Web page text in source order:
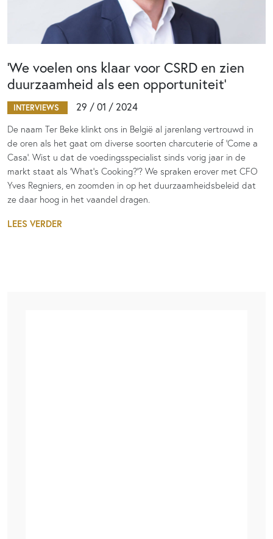
‘We voelen ons klaar voor CSRD en zien
duurzaamheid als een opportuniteit’
INTERVIEWS 29 / 01 / 2024
De naam Ter Beke klinkt ons in België al jarenlang vertrouwd in
de oren als het gaat om diverse soorten charcuterie of ‘Come a
Casa’. Wist u dat de voedingsspecialist sinds vorig jaar in de
markt staat als ‘What’s Cooking?’? We spraken erover met CFO
Yves Regniers, en zoomden in op het duurzaamheidsbeleid dat
ze daar hoog in het vaandel dragen.
LEES VERDER